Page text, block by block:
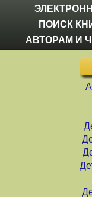
ПОИСК
АВТОРАМ И